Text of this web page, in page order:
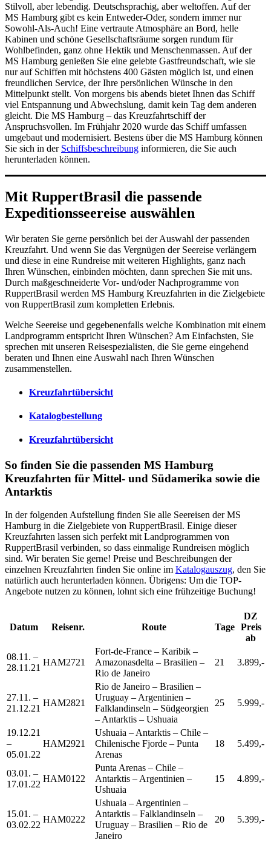
Stilvoll, aber lebendig. Deutschsprachig, aber weltoffen. Auf der
MS Hamburg gibt es kein Entweder-Oder, sondern immer nur
Sowohl-Als-Auch! Eine vertraute Atmosphäre an Bord, helle
Kabinen und schöne Gesellschaftsräume sorgen rundum für
Wohlbefinden, ganz ohne Hektik und Menschenmassen. Auf der
MS Hamburg genießen Sie eine gelebte Gastfreundschaft, wie sie
nur auf Schiffen mit höchstens 400 Gästen möglich ist, und einen
freundlichen Service, der Ihre persönlichen Wünsche in den
Mittelpunkt stellt. Von morgens bis abends bietet Ihnen das Schiff
viel Entspannung und Abwechslung, damit kein Tag dem anderen
gleicht. Die MS Hamburg – das Kreuzfahrtschiff der
Anspruchsvollen. Im Frühjahr 2020 wurde das Schiff umfassen
umgebaut und modernisiert. Bestens über die MS Hamburg können
Sie sich in der Schiffsbeschreibung informieren, die Sie auch
herunterladen können.
Mit RuppertBrasil die passende
Expeditionsseereise auswählen
Wir beraten Sie gerne persönlich bei der Auswahl der passenden
Kreuzfahrt. Und wenn Sie das Vergnügen der Seereise verlängern
und diese in eine Rundreise mit weiteren Highlights, ganz nach
Ihren Wünschen, einbinden möchten, dann sprechen Sie mit uns.
Durch maßgeschneiderte Vor- und/oder Nachprogramme von
RuppertBrasil werden MS Hamburg Kreuzfahrten in die Zielgebiete
von RuppertBrasil zum kompletten Erlebnis.
Welche Seereise und gegebenenfalls welche Kombination mit einem
Landprogramm entspricht Ihren Wünschen? Am Einfachsten, Sie
sprechen mit unseren Reisespezialisten, die Sie gerne eingehend
beraten und Ihnen eine Auswahl nach Ihren Wünschen
zusammenstellen.
Kreuzfahrtübersicht
Katalogbestellung
Kreuzfahrtübersicht
So finden Sie die passenden MS Hamburg
Kreuzfahrten für Mittel- und Südamerika sowie die
Antarktis
In der folgenden Aufstellung finden Sie alle Seereisen der MS
Hamburg in die Zielgebiete von RuppertBrasil. Einige dieser
Kreuzfahrten lassen sich perfekt mit Landprogrammen von
RuppertBrasil verbinden, so dass einmalige Rundreisen möglich
sind. Wir beraten Sie gerne! Preise und Beschreibungen der
einzelnen Kreuzfahrten finden Sie online im Katalogauszug, den Sie
natürlich auch herunterladen können. Übrigens: Um die TOP-
Angebote nutzen zu können, lohnt sich eine frühzeitige Buchung!
Datum Reisenr. Route Tage
DZ
Preis
ab
08.11. –
28.11.21
HAM2721
Fort-de-France – Karibik –
Amazonasdelta – Brasilien –
Rio de Janeiro
21 3.899,-
27.11. –
21.12.21
HAM2821
Rio de Janeiro – Brasilien –
Uruguay – Argentinien –
Falklandinseln – Südgeorgien
– Antarktis – Ushuaia
25 5.999,-
19.12.21
–
05.01.22
HAM2921
Ushuaia – Antarktis – Chile –
Chilenische Fjorde – Punta
Arenas
18 5.499,-
03.01. –
17.01.22
HAM0122
Punta Arenas – Chile –
Antarktis – Argentinien –
Ushuaia
15 4.899,-
15.01. –
03.02.22
HAM0222
Ushuaia – Argentinien –
Antarktis – Falklandinseln –
Uruguay – Brasilien – Rio de
Janeiro
20 5.399,-